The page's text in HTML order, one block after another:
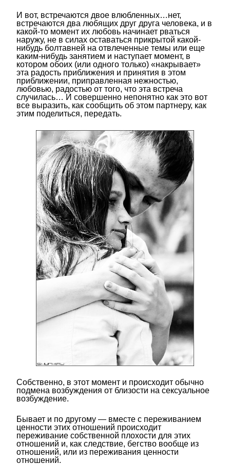
И вот, встречаются двое влюбленных…нет,
встречаются два любящих друг друга человека, и в
какой-то момент их любовь начинает рваться
наружу, не в силах оставаться прикрытой какой-
нибудь болтавней на отвлеченные темы или еще
каким-нибудь занятием и наступает момент, в
котором обоих (или одного только) «накрывает»
эта радость приближения и принятия в этом
приближении, приправленная нежностью,
любовью, радостью от того, что эта встреча
случилась… И совершенно непонятно как это вот
все выразить, как сообщить об этом партнеру, как
этим поделиться, передать.
Собственно, в этот момент и происходит обычно
подмена возбуждения от близости на сексуальное
возбуждение.
Бывает и по другому — вместе с переживанием
ценности этих отношений происходит
переживание собственной плохости для этих
отношений и, как следствие, бегство вообще из
отношений, или из переживания ценности
отношений.